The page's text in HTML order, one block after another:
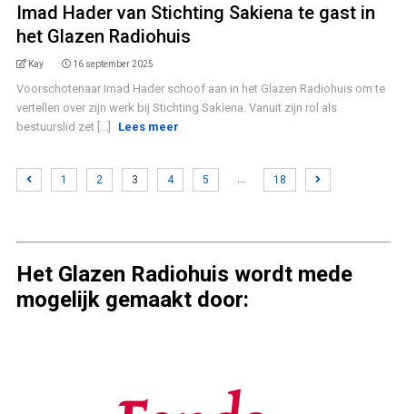
Imad Hader van Stichting Sakiena te gast in
het Glazen Radiohuis
Kay 16 september 2025
Voorschotenaar Imad Hader schoof aan in het Glazen Radiohuis om te
vertellen over zijn werk bij Stichting Sakiena. Vanuit zijn rol als
bestuurslid zet [...]
Lees meer
1 2 3 4 5 18
Het Glazen Radiohuis wordt mede
mogelijk gemaakt door: